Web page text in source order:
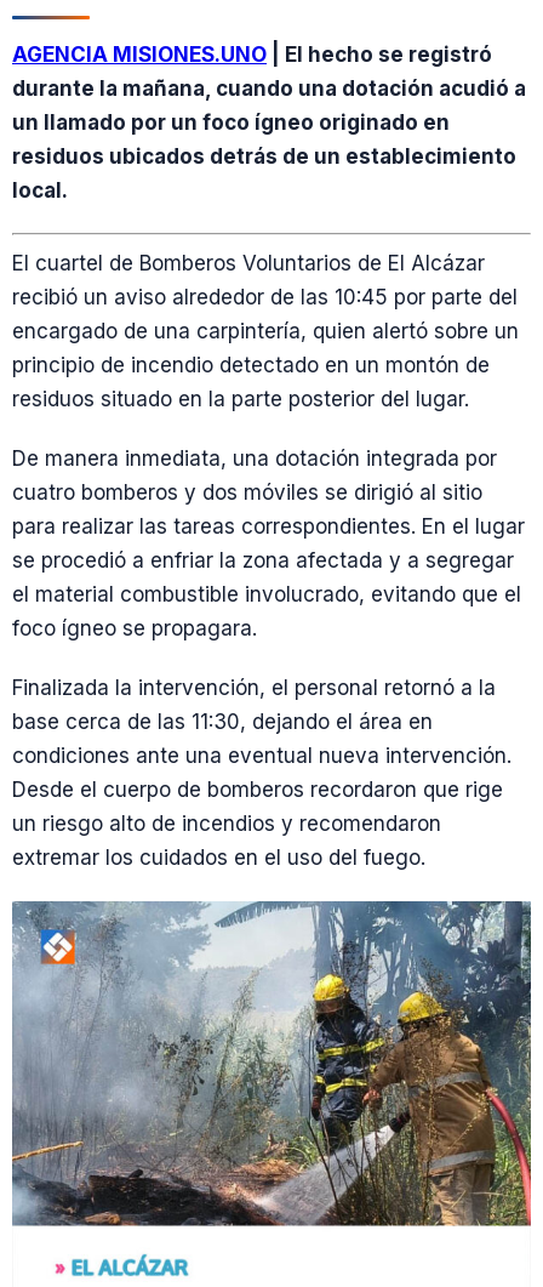
AGENCIA MISIONES.UNO | El hecho se registró
durante la mañana, cuando una dotación acudió a
un llamado por un foco ígneo originado en
residuos ubicados detrás de un establecimiento
local.
El cuartel de Bomberos Voluntarios de El Alcázar
recibió un aviso alrededor de las 10:45 por parte del
encargado de una carpintería, quien alertó sobre un
principio de incendio detectado en un montón de
residuos situado en la parte posterior del lugar.
De manera inmediata, una dotación integrada por
cuatro bomberos y dos móviles se dirigió al sitio
para realizar las tareas correspondientes. En el lugar
se procedió a enfriar la zona afectada y a segregar
el material combustible involucrado, evitando que el
foco ígneo se propagara.
Finalizada la intervención, el personal retornó a la
base cerca de las 11:30, dejando el área en
condiciones ante una eventual nueva intervención.
Desde el cuerpo de bomberos recordaron que rige
un riesgo alto de incendios y recomendaron
extremar los cuidados en el uso del fuego.